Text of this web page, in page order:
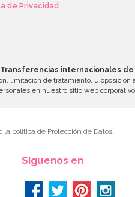
de Privacidad
Transferencias internacionales
limitación de tratamiento, u oposición
en nuestro sitio web
política de Protección de Datos.
Síguenos en